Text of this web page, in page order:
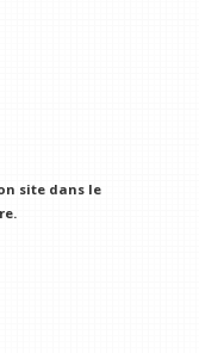
site dans le